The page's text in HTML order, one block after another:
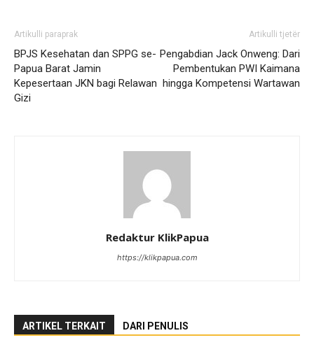
Artikulli paraprak
BPJS Kesehatan dan SPPG se-
Papua Barat Jamin
Kepesertaan JKN bagi Relawan
Gizi
Artikulli tjetër
Pengabdian Jack Onweng: Dari
Pembentukan PWI Kaimana
hingga Kompetensi Wartawan
Redaktur KlikPapua
https://klikpapua.com
ARTIKEL TERKAIT DARI PENULIS